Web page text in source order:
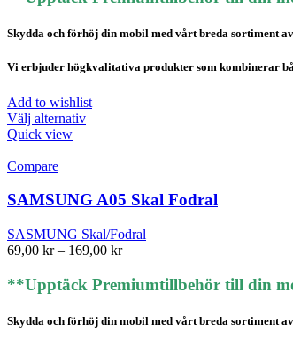
Skydda och förhöj din mobil med vårt breda sortiment
Vi erbjuder högkvalitativa produkter som kombinerar
Add to wishlist
Välj alternativDen
varianter.
olika
alternativen
kan
väljas
på
Quick view
Compare
SAMSUNG A05 Skal Fodral
SASMUNG Skal/Fodral
69,00 kr – 169,00 krPrisintervall:
till
**Upptäck Premiumtillbehör till din
Skydda och förhöj din mobil med vårt breda sortiment